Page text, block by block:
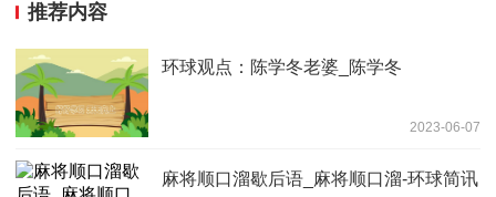
推荐内容
环球观点：陈学冬老婆_陈学冬
2023-06-07
麻将顺口溜歇后语_麻将顺口溜-环球简讯